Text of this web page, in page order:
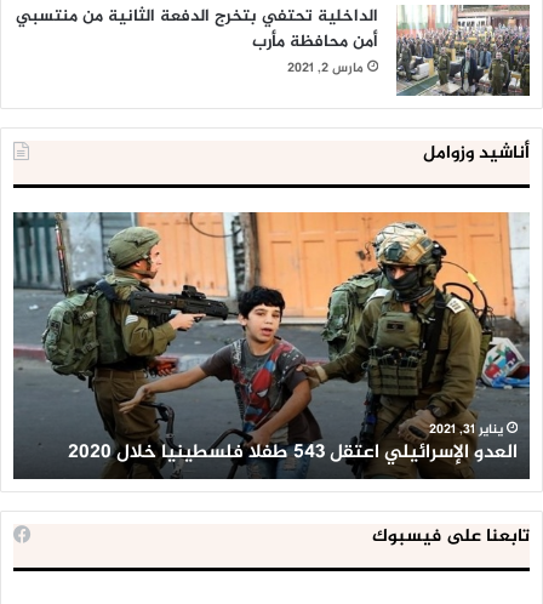
الداخلية تحتفي بتخرج الدفعة الثانية من منتسبي
أمن محافظة مأرب
مارس 2, 2021
أناشيد وزوامل
العدو
الإسرائيلي
اعتقل
543
طفلا
فلسطينيا
خلال
2020
يناير 31, 2021
العدو الإسرائيلي اعتقل 543 طفلا فلسطينيا خلال 2020
تابعنا على فيسبوك